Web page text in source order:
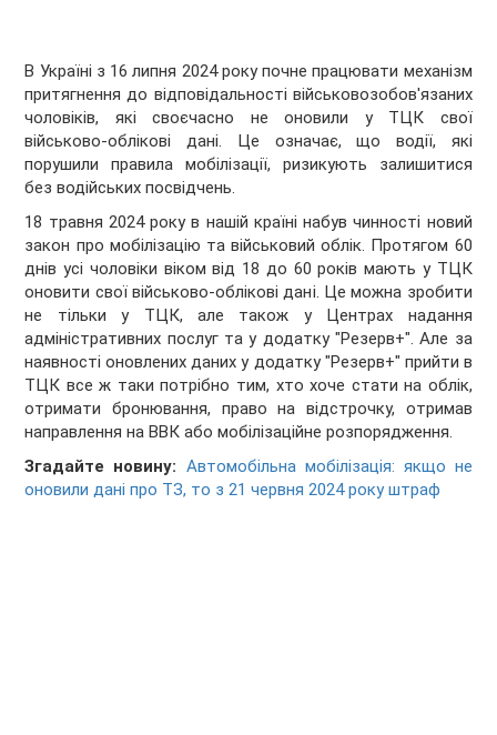
В Україні з 16 липня 2024 року почне працювати механізм
притягнення до відповідальності військовозобов'язаних
чоловіків, які своєчасно не оновили у ТЦК свої
військово-облікові дані. Це означає, що водії, які
порушили правила мобілізації, ризикують залишитися
без водійських посвідчень.
18 травня 2024 року в нашій країні набув чинності новий
закон про мобілізацію та військовий облік. Протягом 60
днів усі чоловіки віком від 18 до 60 років мають у ТЦК
оновити свої військово-облікові дані. Це можна зробити
не тільки у ТЦК, але також у Центрах надання
адміністративних послуг та у додатку "Резерв+". Але за
наявності оновлених даних у додатку "Резерв+" прийти в
ТЦК все ж таки потрібно тим, хто хоче стати на облік,
отримати бронювання, право на відстрочку, отримав
направлення на ВВК або мобілізаційне розпорядження.
Згадайте новину: Автомобільна мобілізація: якщо не
оновили дані про ТЗ, то з 21 червня 2024 року штраф